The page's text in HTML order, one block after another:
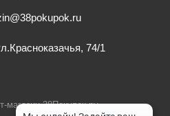
74/1
магазин 38Покупок.ру